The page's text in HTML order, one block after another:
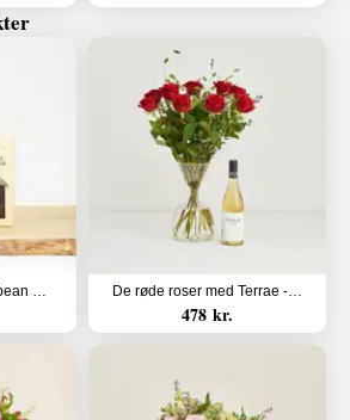
Sankt Thomas, Carribean Rum - Oak Aged og orangestænger i mørk chokolade De røde roser med Terrae - Garnacha, Blanco, økologisk hvidvin
478 kr.